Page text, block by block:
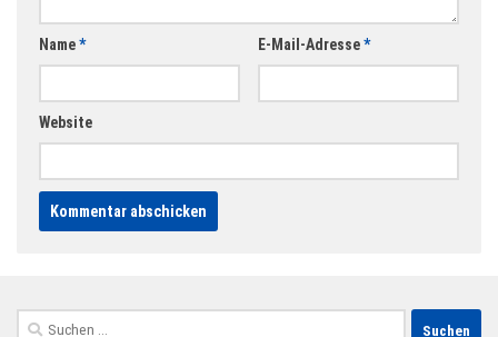
Name* E-Mail-Adresse*
Website
Suchen